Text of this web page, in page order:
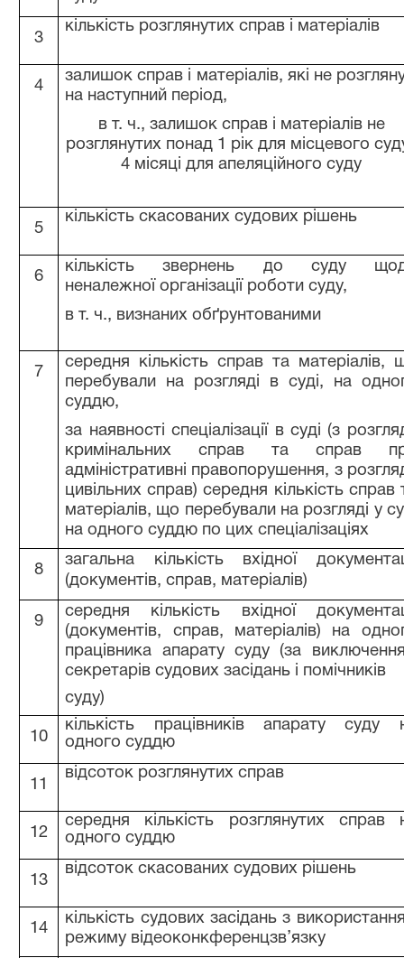
3
кількість розглянутих справ і матеріалів
4
залишок справ і матеріалів, які не
на наступний період,
в т. ч., залишок справ і матеріалів не
розглянутих понад 1 рік для місцевого
4 місяці для апеляційного суду
5
кількість скасованих судових рішень
6
кількість звернень до суду
неналежної організації роботи суду,
в т. ч., визнаних обґрунтованими
7
середня кількість справ та матеріалів,
перебували на розгляді в суді, на
суддю,
за наявності спеціалізації в суді (з
кримінальних справ та справ
адміністративні правопорушення, з
цивільних справ) середня кількість справ
матеріалів, що перебували на розгляді у
на одного суддю по цих спеціалізаціях
8
загальна кількість вхідної
(документів, справ, матеріалів)
9
середня кількість вхідної
(документів, справ, матеріалів) на
працівника апарату суду (за
секретарів судових засідань і помічників
суду)
10
кількість працівників апарату суду
одного суддю
11
відсоток розглянутих справ
12
середня кількість розглянутих справ
одного суддю
13
відсоток скасованих судових рішень
14
кількість судових засідань з
режиму відеоконкференцзв’язку